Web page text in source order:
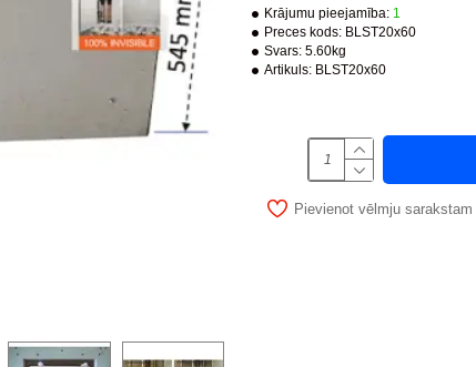
PUSH system
-25 %
BAULuke ST20x40 Revīzijas lūka zem flīzes BAULuke ST20x50
Krājumu pieejamība: 1
Preces kods: BLST20x60
Svars: 5.60kg
Artikuls: BLST20x60
Pievienot vēlmju sarakstam